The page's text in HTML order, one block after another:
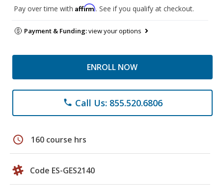
Pay over time with Affirm. See if you qualify at checkout.
Payment & Funding:view your options
ENROLL NOW
phone Call Us: 855.520.6806
schedule 160 course hrs
Code ES-GES2140